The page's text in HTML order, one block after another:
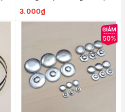
3.000₫
50%